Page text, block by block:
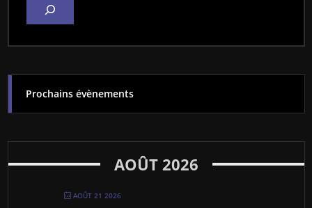
Prochains évènements
AOÛT 2026
AOÛT 21 2026